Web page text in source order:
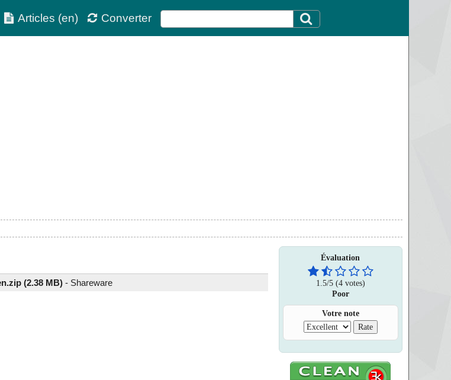
Articles (en) Converter
(2.38 MB) - Shareware
Évaluation
1.5/5 (4 votes)
Poor
Votre note